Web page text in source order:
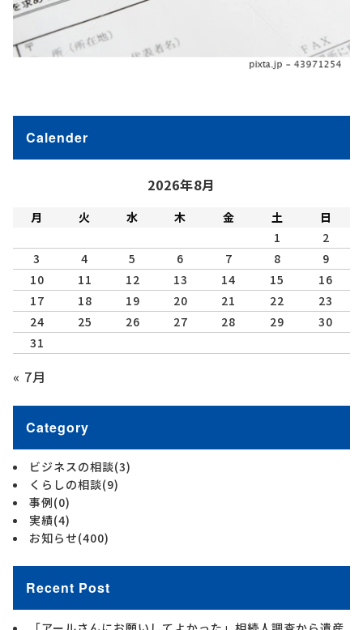
Calender
2026年8月
月 火 水 木 金 土
日
1
2
3
4 5 6 7 8
9
10
11 12 13 14 15
16
17
18 19 20 21 22
23
24
25 26 27 28 29
30
31
« 7月
Category
ビジネスの相談(3)
くらしの相談(9)
事例(0)
実績(4)
お知らせ(400)
Recent Post